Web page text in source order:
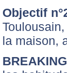
Objectif
la maison,